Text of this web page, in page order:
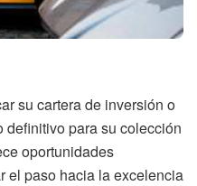
su cartera de inversión o
para su colección
oportunidades
el paso hacia la excelencia